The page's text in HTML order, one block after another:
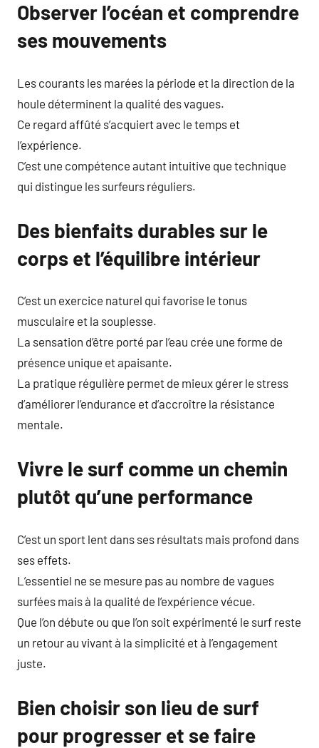
Observer l’océan et comprendre
ses mouvements
Les courants les marées la période et la direction de la
houle déterminent la qualité des vagues.
Ce regard affûté s’acquiert avec le temps et
l’expérience.
C’est une compétence autant intuitive que technique
qui distingue les surfeurs réguliers.
Des bienfaits durables sur le
corps et l’équilibre intérieur
C’est un exercice naturel qui favorise le tonus
musculaire et la souplesse.
La sensation d’être porté par l’eau crée une forme de
présence unique et apaisante.
La pratique régulière permet de mieux gérer le stress
d’améliorer l’endurance et d’accroître la résistance
mentale.
Vivre le surf comme un chemin
plutôt qu’une performance
C’est un sport lent dans ses résultats mais profond dans
ses effets.
L’essentiel ne se mesure pas au nombre de vagues
surfées mais à la qualité de l’expérience vécue.
Que l’on débute ou que l’on soit expérimenté le surf reste
un retour au vivant à la simplicité et à l’engagement
juste.
Bien choisir son lieu de surf
pour progresser et se faire